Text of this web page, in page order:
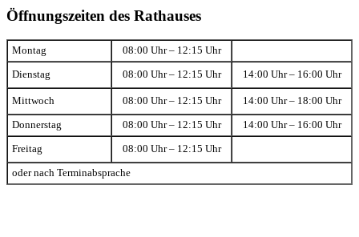
Öffnungszeiten des Rathauses
Montag 08:00 Uhr – 12:15 Uhr
Dienstag 08:00 Uhr – 12:15 Uhr 14:00 Uhr – 16:00 Uhr
Mittwoch 08:00 Uhr – 12:15 Uhr 14:00 Uhr – 18:00 Uhr
Donnerstag 08:00 Uhr – 12:15 Uhr 14:00 Uhr – 16:00 Uhr
Freitag 08:00 Uhr – 12:15 Uhr
oder nach Terminabsprache